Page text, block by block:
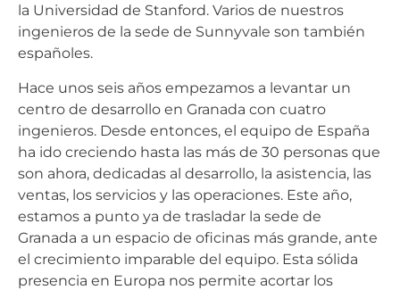
la Universidad de Stanford. Varios de nuestros
ingenieros de la sede de Sunnyvale son también
españoles.
Hace unos seis años empezamos a levantar un
centro de desarrollo en Granada con cuatro
ingenieros. Desde entonces, el equipo de España
ha ido creciendo hasta las más de 30 personas que
son ahora, dedicadas al desarrollo, la asistencia, las
ventas, los servicios y las operaciones. Este año,
estamos a punto ya de trasladar la sede de
Granada a un espacio de oficinas más grande, ante
el crecimiento imparable del equipo. Esta sólida
presencia en Europa nos permite acortar los